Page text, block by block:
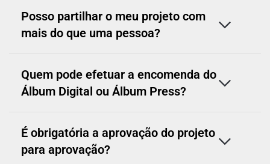
Posso partilhar o meu projeto com
mais do que uma pessoa?
Quem pode efetuar a encomenda do
Álbum Digital ou Álbum Press?
É obrigatória a aprovação do projeto
para aprovação?